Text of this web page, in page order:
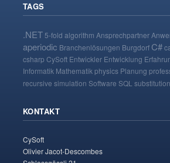
TAGS
.NET 5-fold algorithm Ansprechpartner
aperiodic Branchenlösungen Burgdorf C#
csharp CySoft Entwickler Entwicklung
Informatik Mathematik physics Planung
recursive simulation Software SQL
KONTAKT
CySoft
Olivier Jacot-Descombes